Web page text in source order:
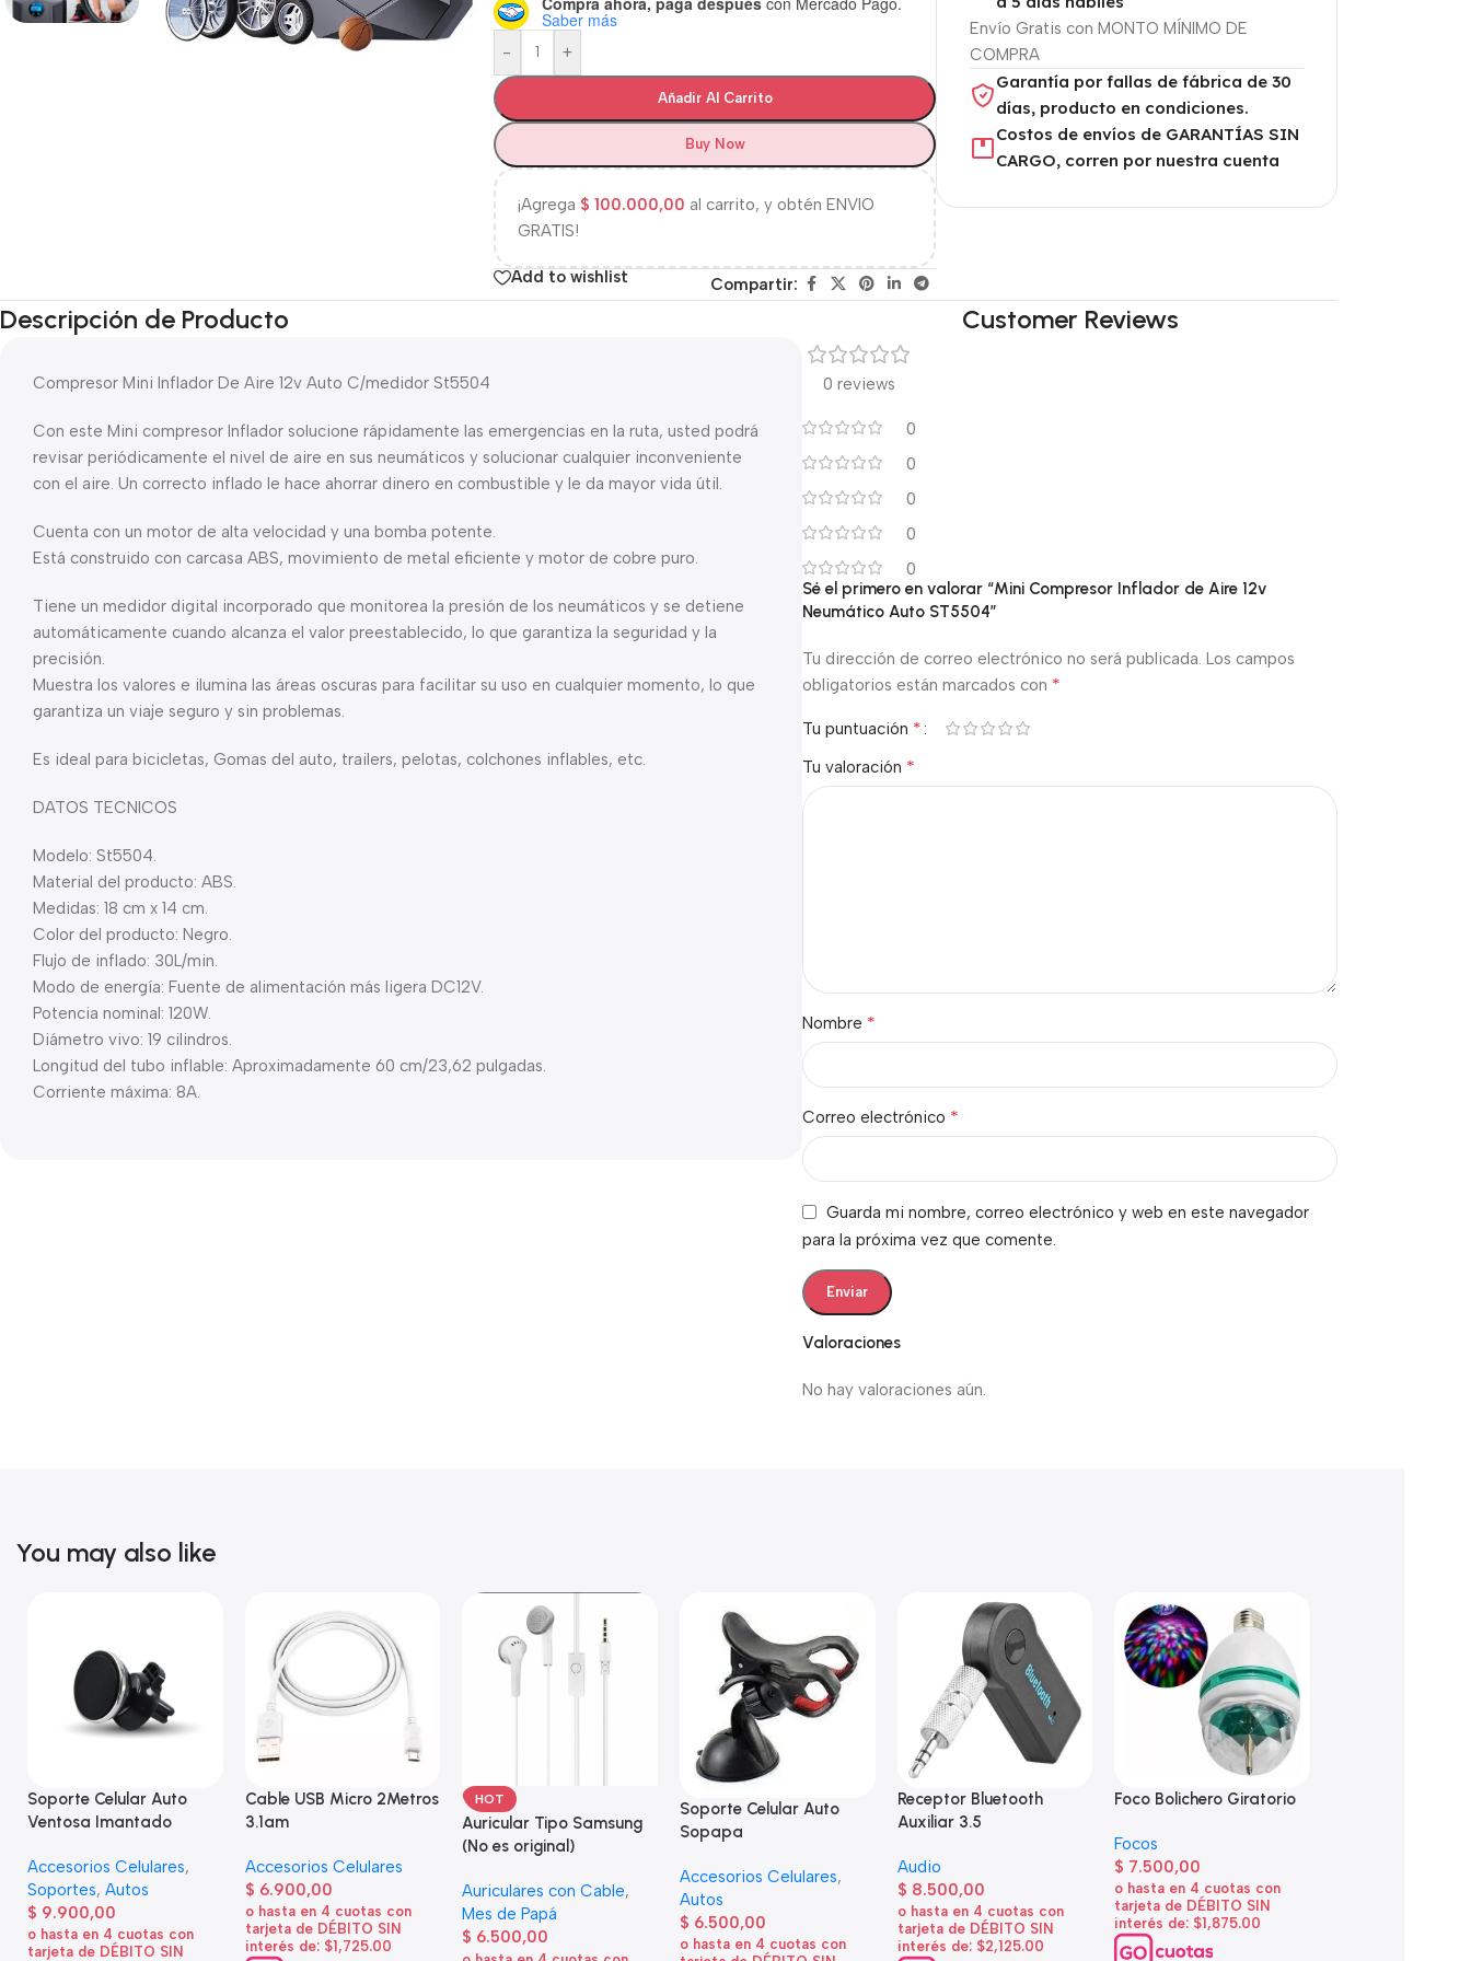
Saber más
- +
Añadir Al Carrito
Buy Now
¡Agrega $ 100.000,00 al carrito, y obtén ENVIO
GRATIS!
Add to wishlist Compartir:
Envío Gratis con MONTO MÍNIMO DE
COMPRA
Garantía por fallas de fábrica de 30
días, producto en condiciones.
Costos de envíos de GARANTÍAS SIN
CARGO, corren por nuestra cuenta
Descripción de Producto
Compresor Mini Inflador De Aire 12v Auto C/medidor St5504
Con este Mini compresor Inflador solucione rápidamente las emergencias en la ruta, usted podrá
revisar periódicamente el nivel de aire en sus neumáticos y solucionar cualquier inconveniente
con el aire. Un correcto inflado le hace ahorrar dinero en combustible y le da mayor vida útil.
Cuenta con un motor de alta velocidad y una bomba potente.
Está construido con carcasa ABS, movimiento de metal eficiente y motor de cobre puro.
Tiene un medidor digital incorporado que monitorea la presión de los neumáticos y se detiene
automáticamente cuando alcanza el valor preestablecido, lo que garantiza la seguridad y la
precisión.
Muestra los valores e ilumina las áreas oscuras para facilitar su uso en cualquier momento, lo que
garantiza un viaje seguro y sin problemas.
Es ideal para bicicletas, Gomas del auto, trailers, pelotas, colchones inflables, etc.
DATOS TECNICOS
Modelo: St5504.
Material del producto: ABS.
Medidas: 18 cm x 14 cm.
Color del producto: Negro.
Flujo de inflado: 30L/min.
Modo de energía: Fuente de alimentación más ligera DC12V.
Potencia nominal: 120W.
Diámetro vivo: 19 cilindros.
Longitud del tubo inflable: Aproximadamente 60 cm/23,62 pulgadas.
Corriente máxima: 8A.
Customer Reviews
0 reviews
0
0
0
0
0
Valoraciones
No hay valoraciones aún.
Sé el primero en valorar “Mini Compresor Inflador de Aire 12v
Neumático Auto ST5504”
Tu dirección de correo electrónico no será publicada. Los campos
obligatorios están marcados con *
Tu puntuación *
Tu valoración *
Nombre *
Correo electrónico *
Guarda mi nombre, correo electrónico y web en este navegador
para la próxima vez que comente.
You may also like
Soporte Celular Auto
Ventosa Imantado
Accesorios Celulares,
Soportes, Autos
$ 9.900,00
o hasta en 4 cuotas con
tarjeta de DÉBITO SIN
Cable USB Micro 2Metros
3.1am
Accesorios Celulares
$ 6.900,00
o hasta en 4 cuotas con
tarjeta de DÉBITO SIN
interés de: $1,725.00
HOT
Auricular Tipo Samsung
(No es original)
Auriculares con Cable,
Mes de Papá
$ 6.500,00
Soporte Celular Auto
Sopapa
Accesorios Celulares,
Autos
$ 6.500,00
o hasta en 4 cuotas con
Receptor Bluetooth
Auxiliar 3.5
Audio
$ 8.500,00
o hasta en 4 cuotas con
tarjeta de DÉBITO SIN
interés de: $2,125.00
Foco Bolichero Giratorio
Focos
$ 7.500,00
o hasta en 4 cuotas con
tarjeta de DÉBITO SIN
interés de: $1,875.00